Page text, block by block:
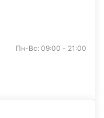
Пн-Вс: 09:00 - 21:00